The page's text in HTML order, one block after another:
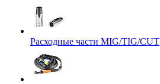
Расходные части MIG/TIG/CUT